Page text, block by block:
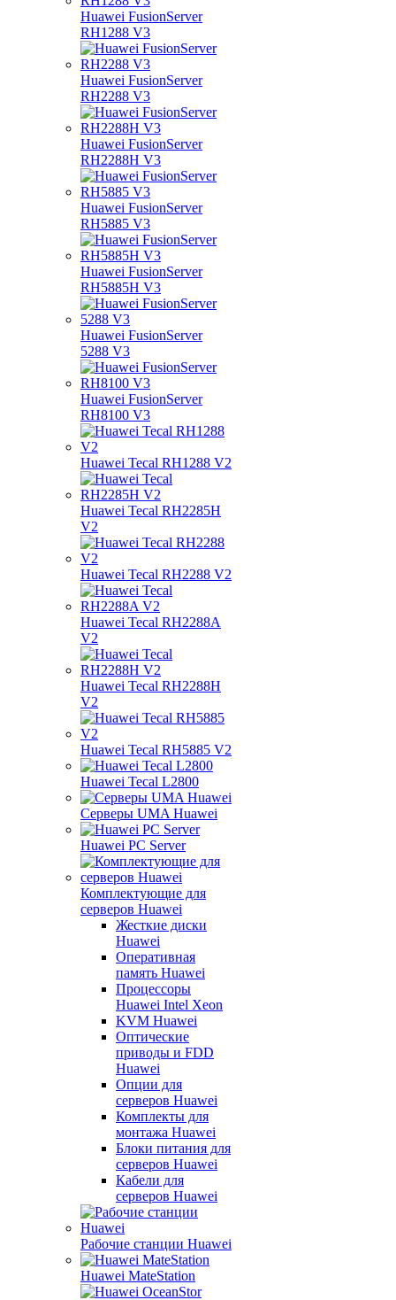
Huawei FusionServer
RH1288 V3
Huawei FusionServer
RH2288 V3
Huawei FusionServer
RH2288H V3
Huawei FusionServer
RH5885 V3
Huawei FusionServer
RH5885H V3
Huawei FusionServer
5288 V3
Huawei FusionServer
RH8100 V3
Huawei Tecal RH1288 V2
Huawei Tecal RH2285H
V2
Huawei Tecal RH2288 V2
Huawei Tecal RH2288A
V2
Huawei Tecal RH2288H
V2
Huawei Tecal RH5885 V2
Huawei Tecal L2800
Серверы UMA Huawei
Huawei PC Server
Комплектующие для
серверов Huawei
Жесткие диски
Huawei
Оперативная
память Huawei
Процессоры
Huawei Intel Xeon
KVM Huawei
Оптические
приводы и FDD
Huawei
Опции для
серверов Huawei
Комплекты для
монтажа Huawei
Блоки питания для
серверов Huawei
Кабели для
серверов Huawei
Рабочие станции Huawei
Huawei MateStation